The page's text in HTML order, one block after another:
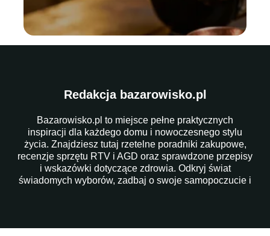
Redakcja bazarowisko.pl
Bazarowisko.pl to miejsce pełne praktycznych
inspiracji dla każdego domu i nowoczesnego stylu
życia. Znajdziesz tutaj rzetelne poradniki zakupowe,
recenzje sprzętu RTV i AGD oraz sprawdzone przepisy
i wskazówki dotyczące zdrowia. Odkryj świat
świadomych wyborów, zadbaj o swoje samopoczucie i